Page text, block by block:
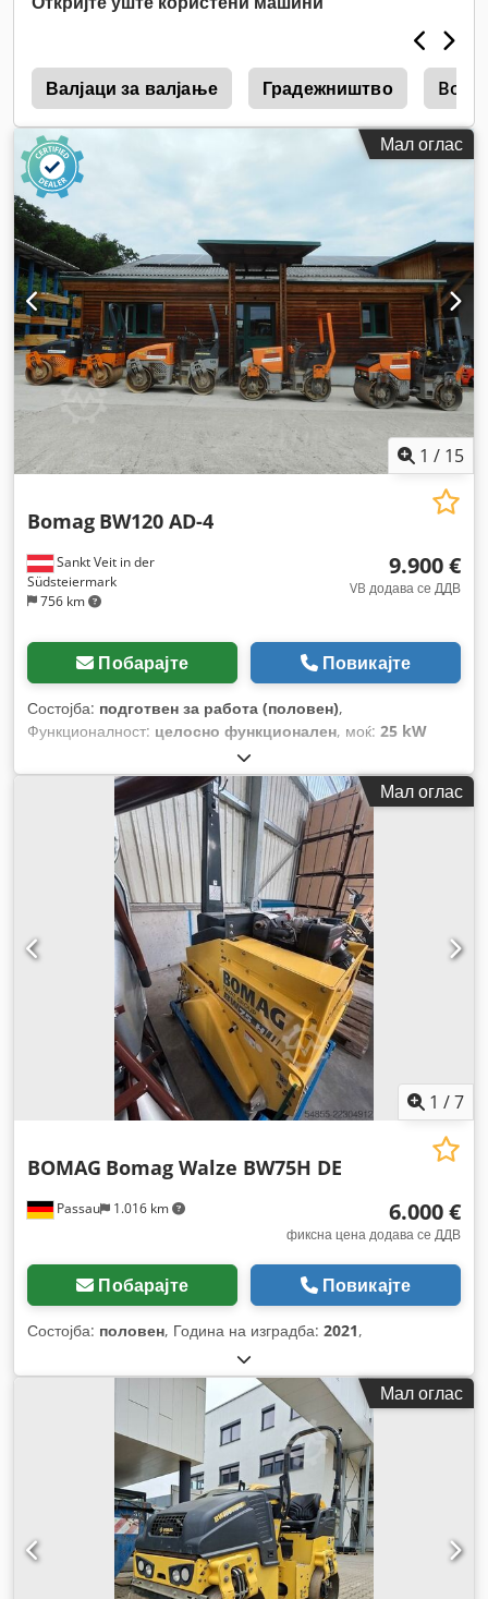
Валјаци за валјање Градежништво
Мал оглас
1 / 15
Sankt Veit in der
Südsteiermark
756 km
Bomag BW120 AD-4
9.900 €
VB додава се ДДВ
Побарајте Повикајте
Состојба: подготвен за работа (половен),
Функционалност: целосно функционален, моќ: 25 kW
, празна тежина:
изградба:2007, работни часови:2.950 h,
Мал оглас
1 /7
Passau 1.016 km
BOMAG Bomag Walze BW75H DE
6.000 €
фиксна цена додава се ДДВ
Побарајте Повикајте
Состојба: половен, Година на изградба: 2021,
Мал оглас